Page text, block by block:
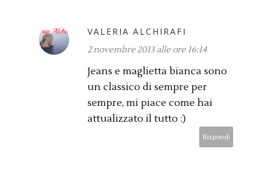
VALERIA ALCHIRAFI
2 novembre 2013 alle ore 16:14
Jeans e maglietta bianca sono
un classico di sempre per
sempre, mi piace come hai
attualizzato il tutto :)
Rispondi